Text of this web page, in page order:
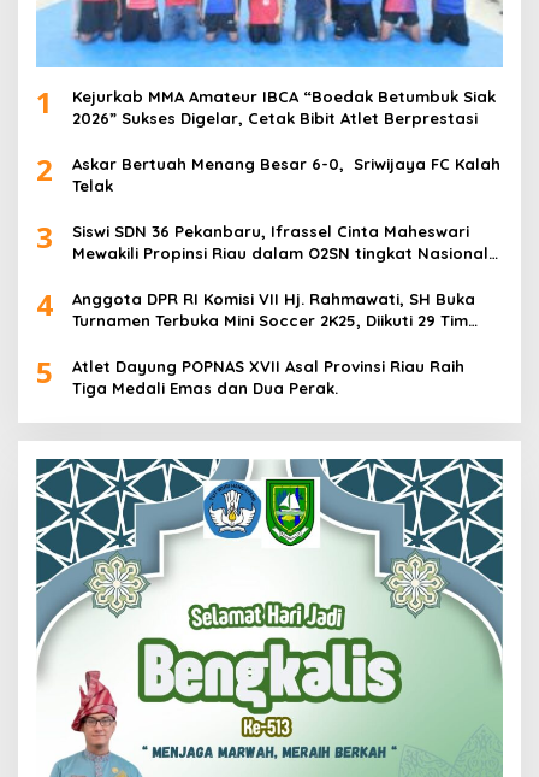
1
Kejurkab MMA Amateur IBCA “Boedak Betumbuk Siak
2026” Sukses Digelar, Cetak Bibit Atlet Berprestasi
2
Askar Bertuah Menang Besar 6-0, Sriwijaya FC Kalah
Telak
3
Siswi SDN 36 Pekanbaru, Ifrassel Cinta Maheswari
Mewakili Propinsi Riau dalam O2SN tingkat Nasional
4
Anggota DPR RI Komisi VII Hj. Rahmawati, SH Buka
Turnamen Terbuka Mini Soccer 2K25, Diikuti 29 Tim
5
Atlet Dayung POPNAS XVII Asal Provinsi Riau Raih
Tiga Medali Emas dan Dua Perak.